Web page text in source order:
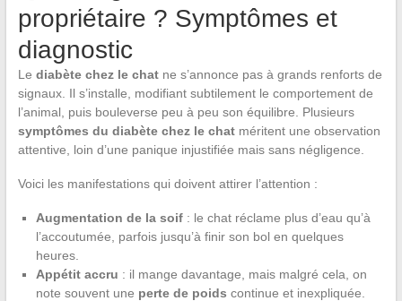
propriétaire ? Symptômes et
diagnostic
Le diabète chez le chatne s’annonce pas à grands renforts de
signaux. Il s’installe, modifiant subtilement le comportement de
l’animal, puis bouleverse peu à peu son équilibre. Plusieurs
symptômes du diabète chez le chatméritent une observation
attentive, loin d’une panique injustifiée mais sans négligence.
Voici les manifestations qui doivent attirer l’attention :
Augmentation de la soif: le chat réclame plus d’eau qu’à
l’accoutumée, parfois jusqu’à finir son bol en quelques
heures.
Appétit accru : il mange davantage, mais malgré cela, on
note souvent une perte de poids continue et inexpliquée.